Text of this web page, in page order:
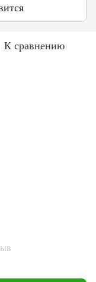
К сравнению